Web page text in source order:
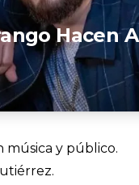
Hacen
música y público.